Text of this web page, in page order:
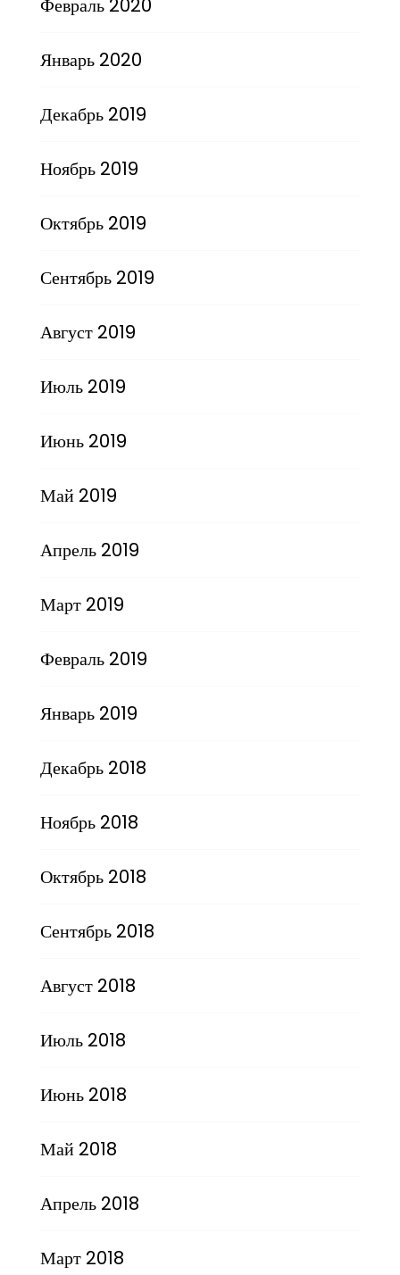
Февраль 2020
Январь 2020
Декабрь 2019
Ноябрь 2019
Октябрь 2019
Сентябрь 2019
Август 2019
Июль 2019
Июнь 2019
Май 2019
Апрель 2019
Март 2019
Февраль 2019
Январь 2019
Декабрь 2018
Ноябрь 2018
Октябрь 2018
Сентябрь 2018
Август 2018
Июль 2018
Июнь 2018
Май 2018
Апрель 2018
Март 2018